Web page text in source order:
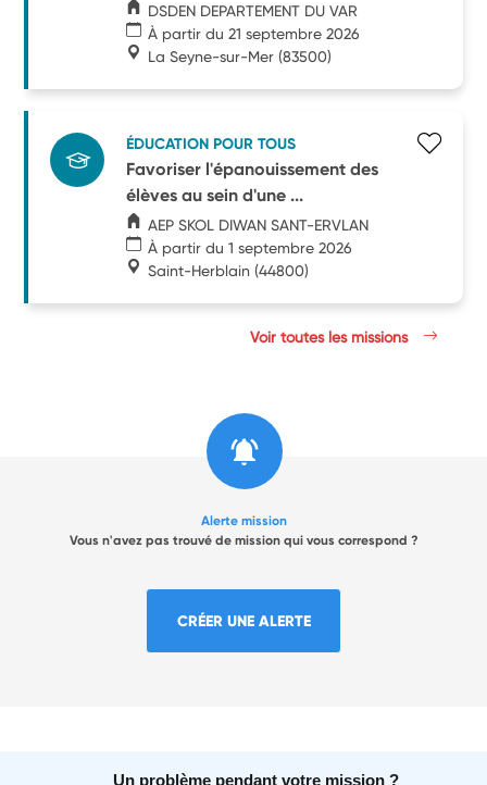
DSDEN DEPARTEMENT DU VAR
À partir du 21 septembre 2026
La Seyne-sur-Mer (83500)
ÉDUCATION POUR TOUS
Favoriser l'épanouissement des
élèves au sein d'une ...
AEP SKOL DIWAN SANT-ERVLAN
À partir du 1 septembre 2026
Saint-Herblain (44800)
Voir toutes les missions
Alerte mission
Vous n'avez pas trouvé de mission qui vous correspond ?
CRÉER UNE ALERTE
Un problème pendant votre mission ?